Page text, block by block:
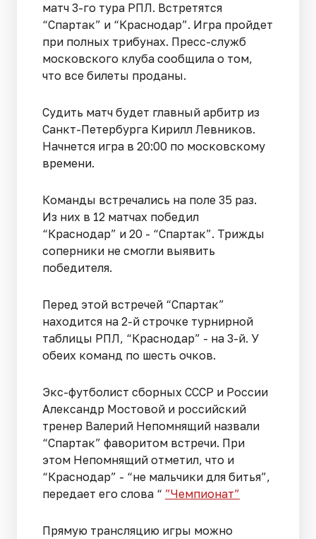
матч 3-го тура РПЛ. Встретятся
“Спартак” и “Краснодар”. Игра пройдет
при полных трибунах. Пресс-служб
московского клуба сообщила о том,
что все билеты проданы.
Судить матч будет главный арбитр из
Санкт-Петербурга Кирилл Левников.
Начнется игра в 20:00 по московскому
времени.
Команды встречались на поле 35 раз.
Из них в 12 матчах победил
“Краснодар” и 20 - “Спартак”. Трижды
соперники не смогли выявить
победителя.
Перед этой встречей “Спартак”
находится на 2-й строчке турнирной
таблицы РПЛ, “Краснодар” - на 3-й. У
обеих команд по шесть очков.
Экс-футболист сборных СССР и России
Александр Мостовой и российский
тренер Валерий Непомнящий назвали
“Спартак” фаворитом встречи. При
этом Непомнящий отметил, что и
“Краснодар” - “не мальчики для битья”,
передает его слова “ ”Чемпионат”
Прямую трансляцию игры можно